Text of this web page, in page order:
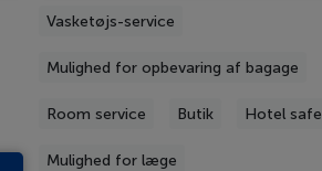
Vasketøjs-service
Mulighed for opbevaring af bagage
Room service Butik Hotel safe
Mulighed for læge